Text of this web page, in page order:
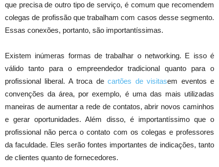
que precisa de outro tipo de serviço, é comum que recomendem
colegas de profissão que trabalham com casos desse segmento.
Essas conexões, portanto, são importantíssimas.
Existem inúmeras formas de trabalhar o networking. E isso é
válido tanto para o empreendedor tradicional quanto para o
profissional liberal. A troca decartões de visitasem eventos e
convenções da área, por exemplo, é uma das mais utilizadas
maneiras de aumentar a rede de contatos, abrir novos caminhos
e gerar oportunidades. Além disso, é importantíssimo que o
profissional não perca o contato com os colegas e professores
da faculdade. Eles serão fontes importantes de indicações, tanto
de clientes quanto de fornecedores.